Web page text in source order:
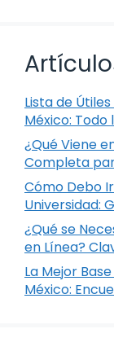
Lista de
México: Todo
¿Qué Viene
Completa
Cómo Debo
Universidad:
¿Qué se
en Línea?
La Mejor
México: